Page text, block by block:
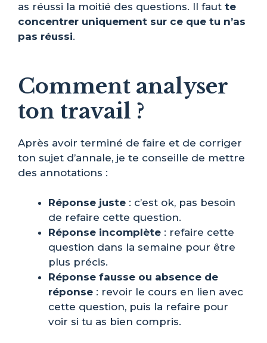
as réussi la moitié des questions. Il faut te
concentrer uniquement sur ce que tu n’as
pas réussi.
Comment analyser
ton travail ?
Après avoir terminé de faire et de corriger
ton sujet d’annale, je te conseille de mettre
des annotations :
Réponse juste : c’est ok, pas besoin
de refaire cette question.
Réponse incomplète : refaire cette
question dans la semaine pour être
plus précis.
Réponse fausse ou absence de
réponse : revoir le cours en lien avec
cette question, puis la refaire pour
voir si tu as bien compris.